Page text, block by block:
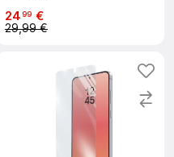
2499 €
29,99 €